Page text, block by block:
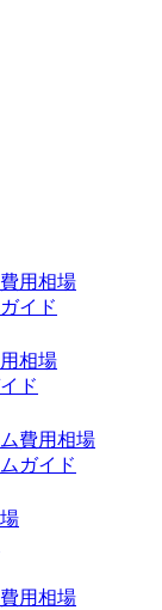
用相場
イド
相場
ド
費用相場
ガイド
用相場